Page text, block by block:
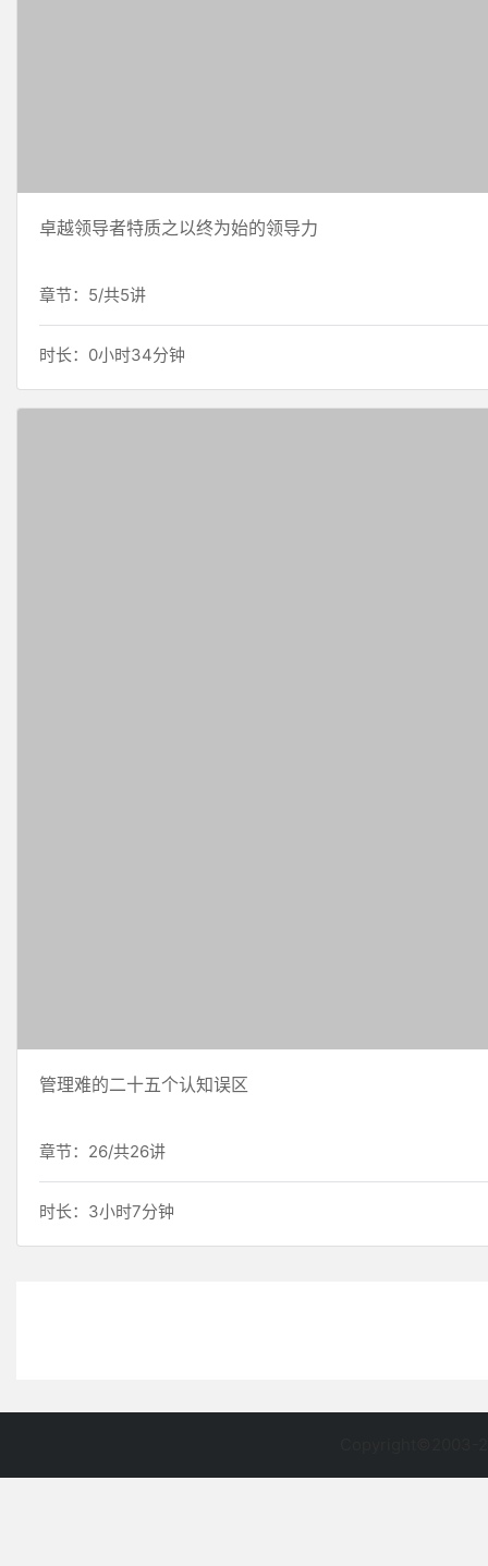
卓越领导者特质之以终为始的领导力
章节：5/共5讲
时长：0小时34分钟
管理难的二十五个认知误区
章节：26/共26讲
时长：3小时7分钟